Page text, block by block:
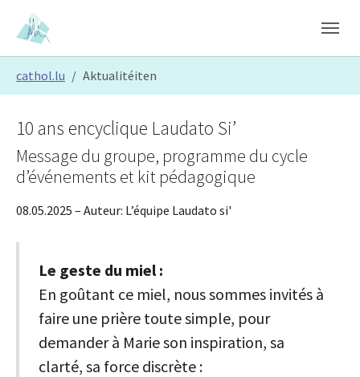
Skip to main content
Skip to page footer
cathol.lu Aktualitéiten
10 ans encyclique Laudato Si’
Message du groupe, programme du cycle
d’événements et kit pédagogique
08.05.2025 – Auteur: L’équipe Laudato si'
Le geste du miel :
En goûtant ce miel, nous sommes invités à
faire une prière toute simple, pour
demander à Marie son inspiration, sa
clarté, sa force discrète :